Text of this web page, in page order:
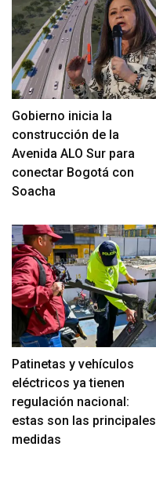
Gobierno inicia la
construcción de la
Avenida ALO Sur para
conectar Bogotá con
Soacha
Patinetas y vehículos
eléctricos ya tienen
regulación nacional:
estas son las principales
medidas